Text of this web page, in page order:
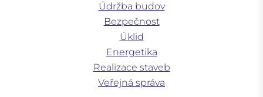
Údržba budov
Bezpečnost
Úklid
Energetika
Realizace staveb
Veřejná správa